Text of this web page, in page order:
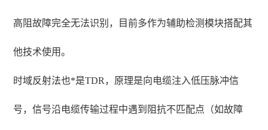
高阻故障完全无法识别，目前多作为辅助检测模块搭配其
他技术使用。
时域反射法也*是TDR，原理是向电缆注入低压脉冲信
号，信号沿电缆传输过程中遇到阻抗不匹配点（如故障